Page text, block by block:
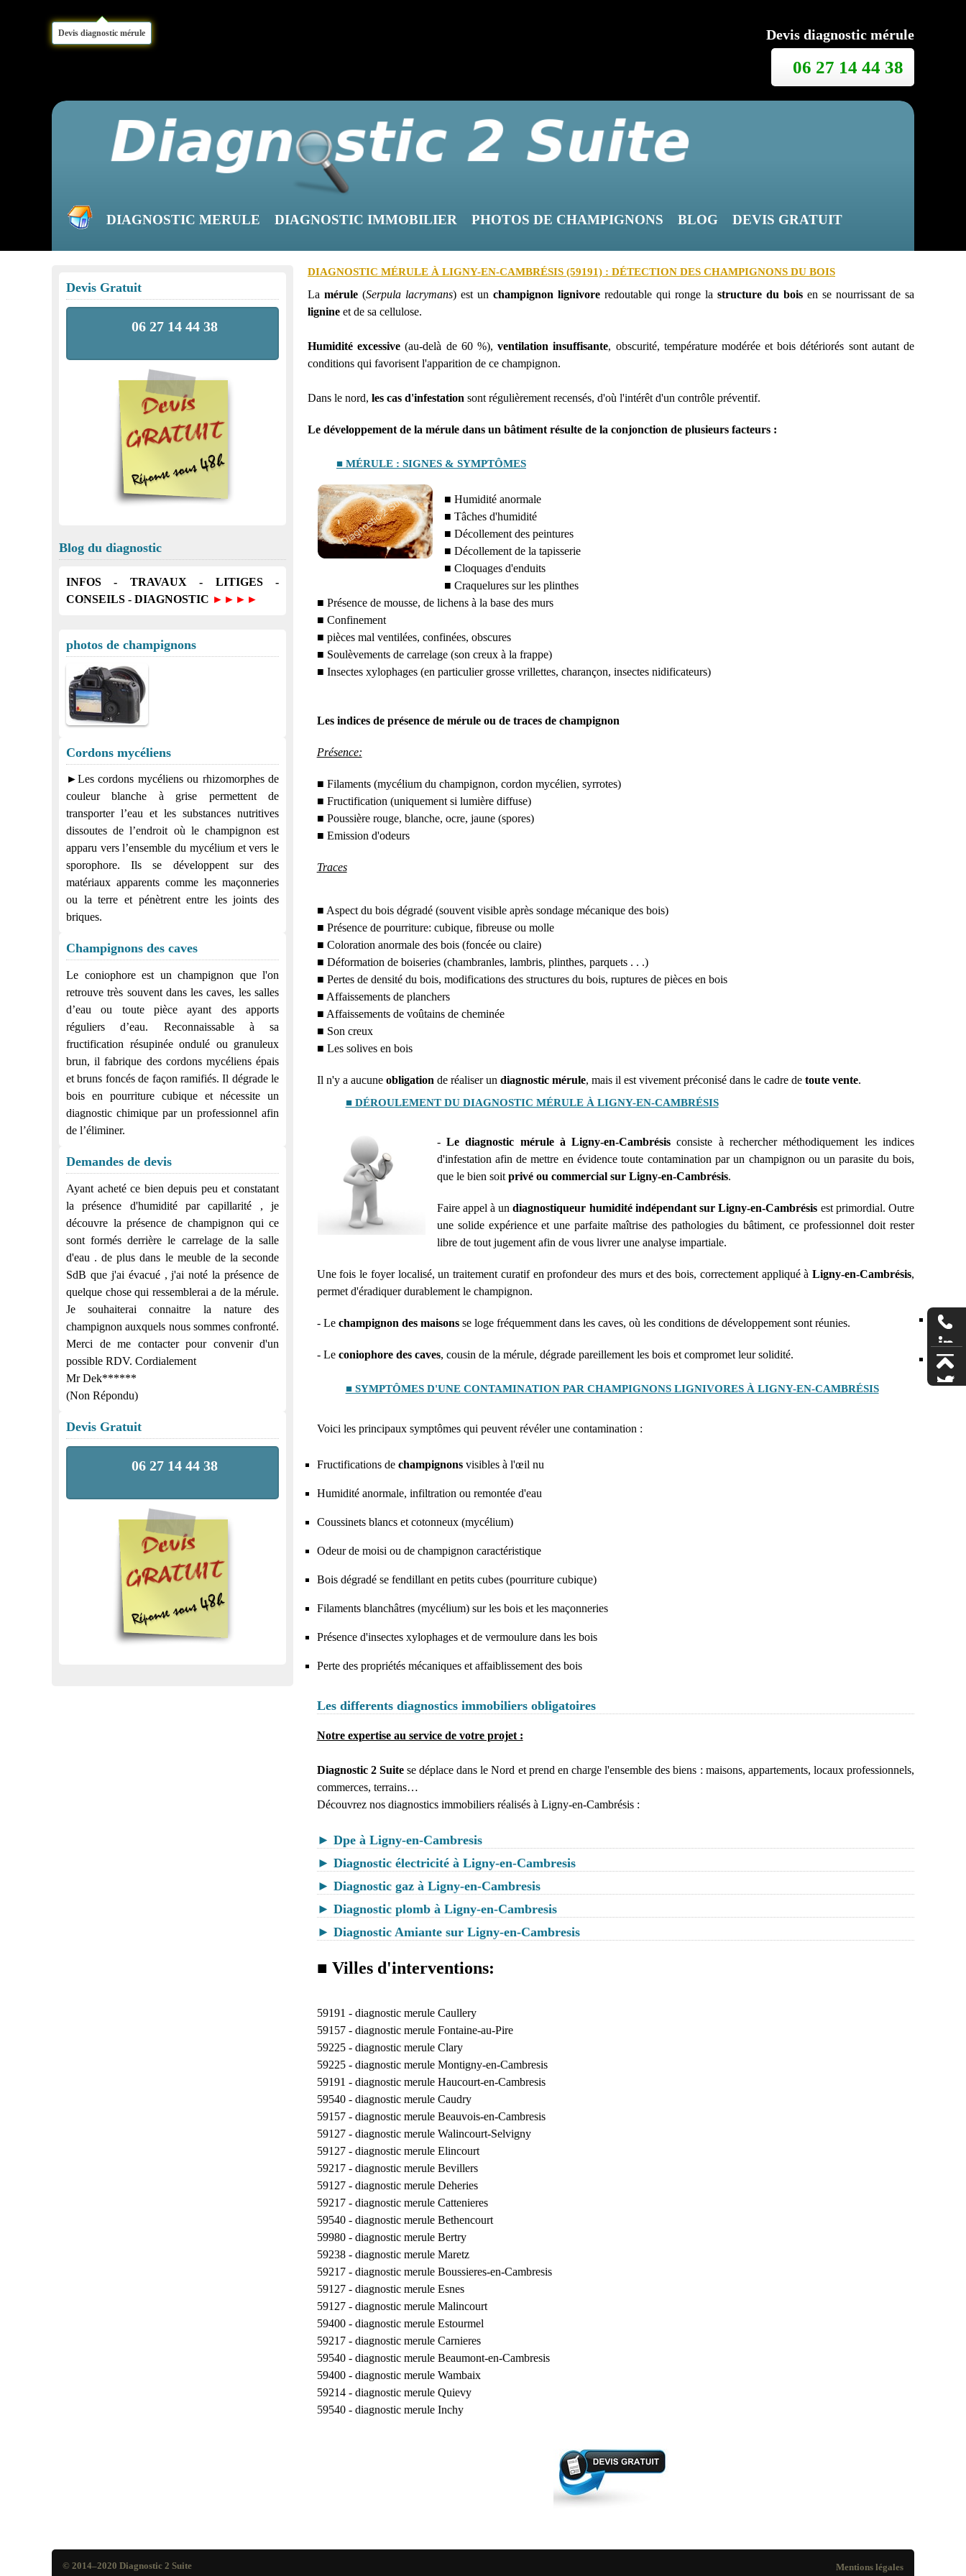
Devis diagnostic mérule Devis diagnostic mérule
06 27 14 44 38
DIAGNOSTIC MERULE DIAGNOSTIC IMMOBILIER PHOTOS DE CHAMPIGNONS BLOG DEVIS GRATUIT
DIAGNOSTIC MÉRULE À LIGNY-EN-CAMBRÉSIS (59191) : DÉTECTION DES CHAMPIGNONS DU BOIS
La mérule (Serpula lacrymans) est un champignon lignivore redoutable qui ronge la structure du bois en se nourrissant de sa
lignine et de sa cellulose.
Humidité excessive (au-delà de 60 %),ventilation insuffisante, obscurité, température modérée et bois détériorés sont autant de
conditions qui favorisent l'apparition de ce champignon.
Dans le nord, les cas d'infestation sont régulièrement recensés, d'où l'intérêt d'un contrôle préventif.
Le développement de la mérule dans un bâtiment résulte de la conjonction de plusieurs facteurs :
■ MÉRULE : SIGNES & SYMPTÔMES
■ Humidité anormale
■ Tâches d'humidité
■ Décollement des peintures
■ Décollement de la tapisserie
■ Cloquages d'enduits
■ Craquelures sur les plinthes
■ Présence de mousse, de lichens à la base des murs
■ Confinement
■ pièces mal ventilées, confinées, obscures
■ Soulèvements de carrelage (son creux à la frappe)
■ Insectes xylophages (en particulier grosse vrillettes, charançon, insectes nidificateurs)
Les indices de présence de mérule ou de traces de champignon
Présence:
■ Filaments (mycélium du champignon, cordon mycélien, syrrotes)
■ Fructification (uniquement si lumière diffuse)
■ Poussière rouge, blanche, ocre, jaune (spores)
■ Emission d'odeurs
Traces
■ Aspect du bois dégradé (souvent visible après sondage mécanique des bois)
■ Présence de pourriture: cubique, fibreuse ou molle
■ Coloration anormale des bois (foncée ou claire)
■ Déformation de boiseries (chambranles, lambris, plinthes, parquets . . .)
■ Pertes de densité du bois, modifications des structures du bois, ruptures de pièces en bois
■ Affaissements de planchers
■ Affaissements de voûtains de cheminée
■ Son creux
■ Les solives en bois
Il n'y a aucune obligation de réaliser un diagnostic mérule, mais il est vivement préconisé dans le cadre de toute vente.
■ DÉROULEMENT DU DIAGNOSTIC MÉRULE À LIGNY-EN-CAMBRÉSIS
- Le diagnostic mérule à Ligny-en-Cambrésis consiste à rechercher méthodiquement les indices
d'infestation afin de mettre en évidence toute contamination par un champignon ou un parasite du bois,
que le bien soit privé ou commercial sur Ligny-en-Cambrésis.
Faire appel à undiagnostiqueur humidité indépendant sur Ligny-en-Cambrésis est primordial. Outre
une solide expérience et une parfaite maîtrise des pathologies du bâtiment, ce professionnel doit rester
libre de tout jugement afin de vous livrer une analyse impartiale.
Une fois le foyer localisé, un traitement curatif en profondeur des murs et des bois, correctement appliqué à Ligny-en-Cambrésis,
permet d'éradiquer durablement le champignon.
- Le champignon des maisonsse loge fréquemment dans les caves, où les conditions de développement sont réunies.
- Le coniophore des caves, cousin de la mérule, dégrade pareillement les bois et compromet leur solidité.
■ SYMPTÔMES D'UNE CONTAMINATION PAR CHAMPIGNONS LIGNIVORES À LIGNY-EN-CAMBRÉSIS
Voici les principaux symptômes qui peuvent révéler une contamination :
Fructifications de champignonsvisibles à l'œil nu
Humidité anormale, infiltration ou remontée d'eau
Coussinets blancs et cotonneux (mycélium)
Odeur de moisi ou de champignon caractéristique
Bois dégradé se fendillant en petits cubes (pourriture cubique)
Filaments blanchâtres (mycélium) sur les bois et les maçonneries
Présence d'insectes xylophages et de vermoulure dans les bois
Perte des propriétés mécaniques et affaiblissement des bois
Les differents diagnostics immobiliers obligatoires
Notre expertise au service de votre projet :
Diagnostic 2 Suitese déplace dans le Nord et prend en charge l'ensemble des biens : maisons, appartements, locaux professionnels,
commerces, terrains…
Découvrez nos diagnostics immobiliers réalisés à Ligny-en-Cambrésis :
► Dpe à Ligny-en-Cambresis
► Diagnostic électricité à Ligny-en-Cambresis
► Diagnostic gaz à Ligny-en-Cambresis
► Diagnostic plomb à Ligny-en-Cambresis
► Diagnostic Amiante sur Ligny-en-Cambresis
■ Villes d'interventions:
59191 - diagnostic merule Caullery
59157 - diagnostic merule Fontaine-au-Pire
59225 - diagnostic merule Clary
59225 - diagnostic merule Montigny-en-Cambresis
59191 - diagnostic merule Haucourt-en-Cambresis
59540 - diagnostic merule Caudry
59157 - diagnostic merule Beauvois-en-Cambresis
59127 - diagnostic merule Walincourt-Selvigny
59127 - diagnostic merule Elincourt
59217 - diagnostic merule Bevillers
59127 - diagnostic merule Deheries
59217 - diagnostic merule Cattenieres
59540 - diagnostic merule Bethencourt
59980 - diagnostic merule Bertry
59238 - diagnostic merule Maretz
59217 - diagnostic merule Boussieres-en-Cambresis
59127 - diagnostic merule Esnes
59127 - diagnostic merule Malincourt
59400 - diagnostic merule Estourmel
59217 - diagnostic merule Carnieres
59540 - diagnostic merule Beaumont-en-Cambresis
59400 - diagnostic merule Wambaix
59214 - diagnostic merule Quievy
59540 - diagnostic merule Inchy
Devis Gratuit
06 27 14 44 38
Blog du diagnostic
INFOS - TRAVAUX - LITIGES -
CONSEILS - DIAGNOSTIC ►►►►
photos de champignons
Cordons mycéliens
►Les cordons mycéliens ou rhizomorphes de
couleur blanche à grise permettent de
transporter l’eau et les substances nutritives
dissoutes de l’endroit où le champignon est
apparu vers l’ensemble du mycélium et vers le
sporophore. Ils se développent sur des
matériaux apparents comme les maçonneries
ou la terre et pénètrent entre les joints des
briques.
Champignons des caves
Le coniophore est un champignon que l'on
retrouve très souvent dans les caves, les salles
d’eau ou toute pièce ayant des apports
réguliers d’eau. Reconnaissable à sa
fructification résupinée ondulé ou granuleux
brun, il fabrique des cordons mycéliens épais
et bruns foncés de façon ramifiés. Il dégrade le
bois en pourriture cubique et nécessite un
diagnostic chimique par un professionnel afin
de l’éliminer.
Demandes de devis
Ayant acheté ce bien depuis peu et constatant
la présence d'humidité par capillarité , je
découvre la présence de champignon qui ce
sont formés derrière le carrelage de la salle
d'eau . de plus dans le meuble de la seconde
SdB que j'ai évacué , j'ai noté la présence de
quelque chose qui ressemblerai a de la mérule.
Je souhaiterai connaitre la nature des
champignon auxquels nous sommes confronté.
Merci de me contacter pour convenir d'un
possible RDV. Cordialement
Mr Dek******
(Non Répondu)
Devis Gratuit
06 27 14 44 38
Mentions légales
© 2014–2020 Diagnostic 2 Suite